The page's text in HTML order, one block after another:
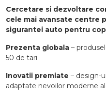
Cercetare si dezvoltare
cele mai avansate centre
sigurantei auto pentru
Prezenta globala –
50 de tari
Inovatii premiate – design-
adaptate nevoilor moderne